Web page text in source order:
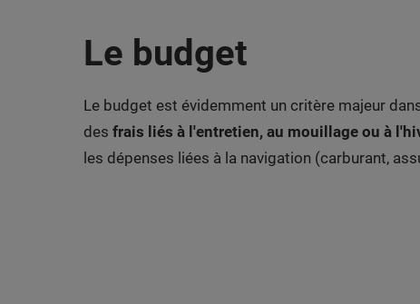
Le budget
Le budget est évidemment un critère majeur
des frais liés à l'entretien, au mouillage ou à
les dépenses liées à la navigation (carburant,